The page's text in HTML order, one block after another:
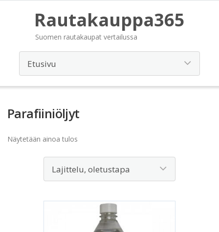
Rautakauppa365
Suomen rautakaupat vertailussa
Parafiiniöljyt
Näytetään ainoa tulos